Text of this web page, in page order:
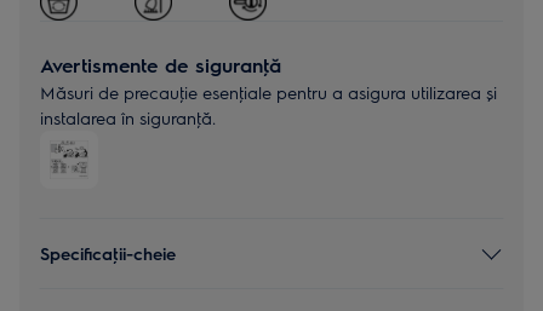
Avertismente de siguranţă
Măsuri de precauţie esenţiale pentru a asigura utilizarea și
instalarea în siguranţă.
Specificaţii-cheie